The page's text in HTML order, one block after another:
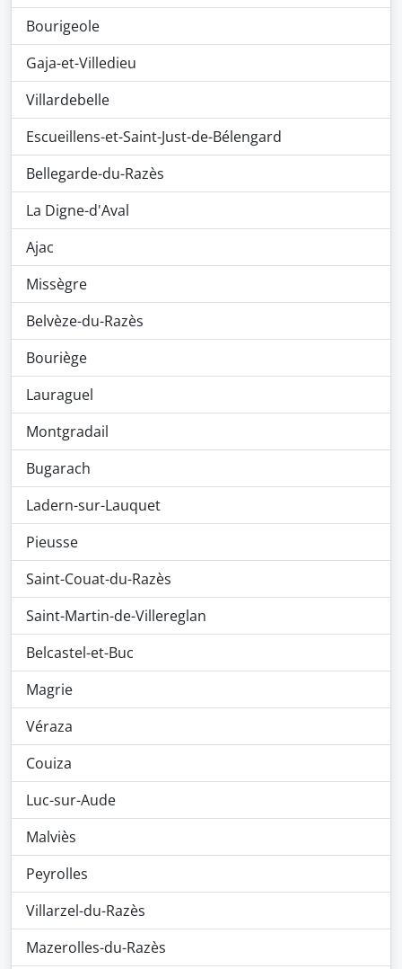
Bourigeole
Gaja-et-Villedieu
Villardebelle
Escueillens-et-Saint-Just-de-Bélengard
Bellegarde-du-Razès
La Digne-d'Aval
Ajac
Missègre
Belvèze-du-Razès
Bouriège
Lauraguel
Montgradail
Bugarach
Ladern-sur-Lauquet
Pieusse
Saint-Couat-du-Razès
Saint-Martin-de-Villereglan
Belcastel-et-Buc
Magrie
Véraza
Couiza
Luc-sur-Aude
Malviès
Peyrolles
Villarzel-du-Razès
Mazerolles-du-Razès